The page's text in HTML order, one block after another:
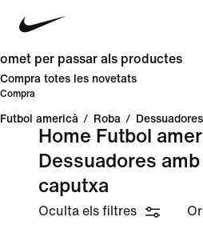
omet per passar als productes
Compra totes les novetats
Compra
Futbol americà / Roba /
Home Futbol
Dessuadores
caputxa
Oculta els filtres